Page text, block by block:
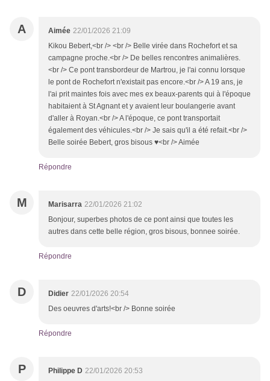
A Aimée 22/01/2026 21:09
Kikou Bebert,<br /> <br /> Belle virée dans Rochefort et sa
campagne proche.<br /> De belles rencontres animalières.
<br /> Ce pont transbordeur de Martrou, je l'ai connu lorsque
le pont de Rochefort n'existait pas encore.<br /> A 19 ans, je
l'ai prit maintes fois avec mes ex beaux-parents qui à l'époque
habitaient à St Agnant et y avaient leur boulangerie avant
d'aller à Royan.<br /> A l'époque, ce pont transportait
également des véhicules.<br /> Je sais qu'il a été refait.<br />
Belle soirée Bebert, gros bisous ♥<br /> Aimée
Répondre
M Marisarra 22/01/2026 21:02
Bonjour, superbes photos de ce pont ainsi que toutes les
autres dans cette belle région, gros bisous, bonnee soirée.
Répondre
D Didier 22/01/2026 20:54
Des oeuvres d'arts!<br /> Bonne soirée
Répondre
P Philippe D 22/01/2026 20:53